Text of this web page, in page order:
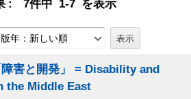
7件中 1-7 を表示
年：新しい順
害と開発」 = Disability and
the Middle East